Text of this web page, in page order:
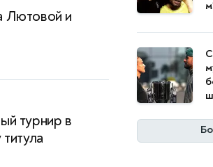
Лютовой и
турнир в